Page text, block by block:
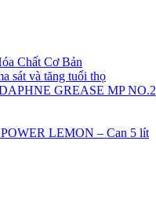
Chất Cơ Bản
sát và tăng tuổi thọ
GREASE MP NO.2
POWER LEMON – Can 5 lít